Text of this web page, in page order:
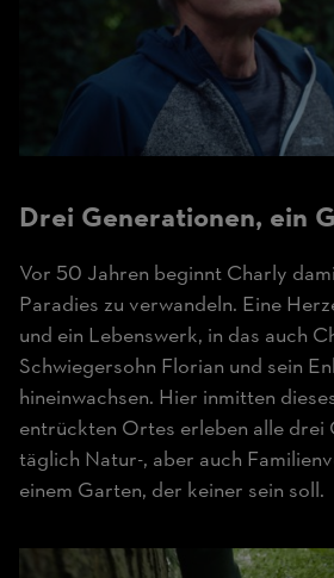
Drei Generationen, ein
Vor 50 Jahren beginnt Charly
Paradies zu verwandeln. Eine
und ein Lebenswerk, in das auch
Schwiegersohn Florian und sein
hineinwachsen. Hier inmitten
entrückten Ortes erleben alle drei
täglich Natur-, aber auch
einem Garten, der keiner sein soll.